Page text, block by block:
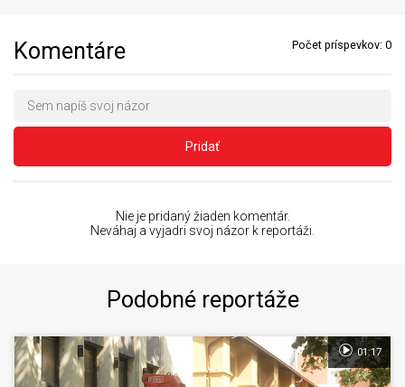
Komentáre Počet príspevkov: 0
Pridať
Nie je pridaný žiaden komentár.
Neváhaj a vyjadri svoj názor k reportáži.
Podobné reportáže
01:17